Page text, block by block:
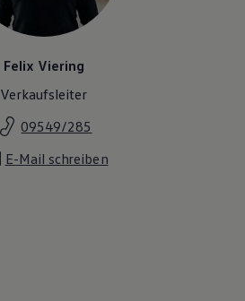
Felix Viering
Verkaufsleiter
09549/285
E-Mail schreiben